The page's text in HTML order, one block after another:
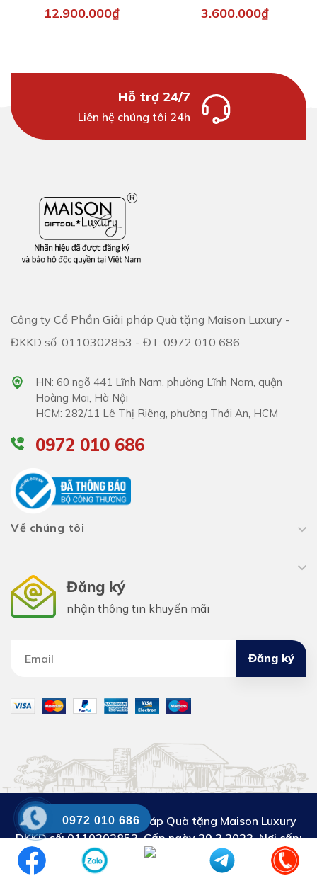
12.900.000₫ 3.600.000₫
Hỗ trợ 24/7
Liên hệ chúng tôi 24h
Công ty Cổ Phần Giải pháp Quà tặng Maison Luxury -
ĐKKD số: 0110302853 - ĐT: 0972 010 686
HN: 60 ngõ 441 Lĩnh Nam, phường Lĩnh Nam, quận
Hoàng Mai, Hà Nội
HCM: 282/11 Lê Thị Riêng, phường Thới An, HCM
0972 010 686
Về chúng tôi
Đăng ký
nhận thông tin khuyến mãi
Đăng ký
Công ty Cổ phần Giải pháp Quà tặng Maison Luxury
DKKD số:0110302853. Cấp ngày 29.3.2023. Nơi cấp:
Sở KH&ĐT thành phố Hà Nội
0972 010 686